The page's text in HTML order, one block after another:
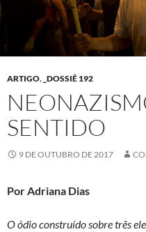
ARTIGO, _DOSSIÊ 192
SENTIDO
9 DE OUTUBRO DE 2017
Por Adriana Dias
O ódio construído sobre três